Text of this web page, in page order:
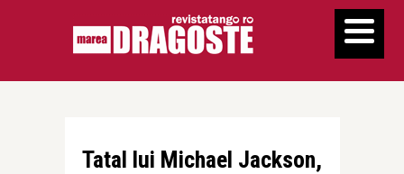
Tatal lui Michael Jackson,